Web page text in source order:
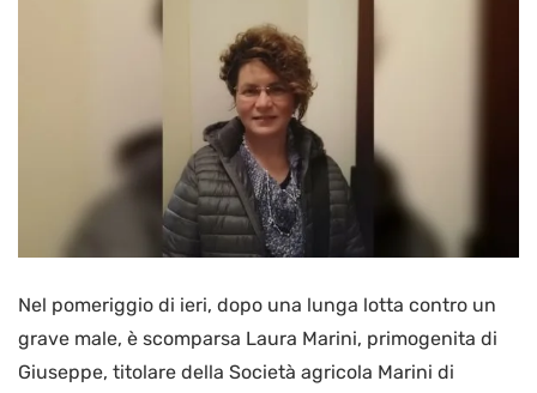
Nel pomeriggio di ieri, dopo una lunga lotta contro un
grave male, è scomparsa Laura Marini, primogenita di
Giuseppe, titolare della Società agricola Marini di